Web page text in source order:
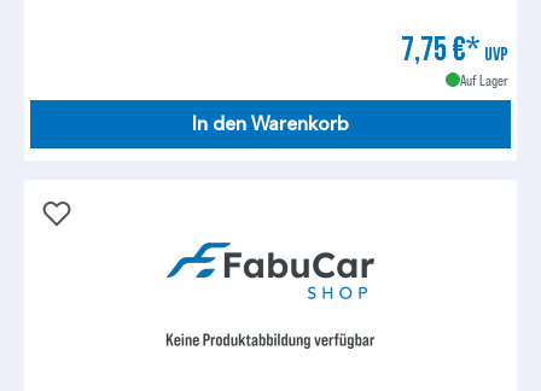
7,75 €* UVP
Auf Lager
In den Warenkorb